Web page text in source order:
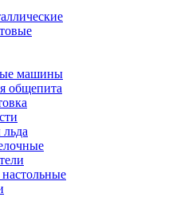
машины
общепита